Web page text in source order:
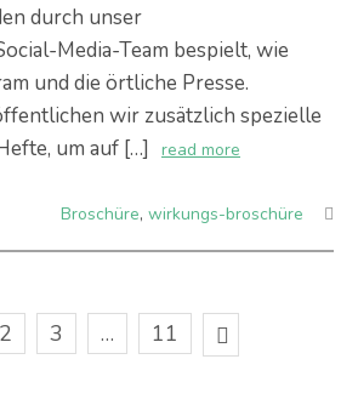
durch unser
Media-Team bespielt, wie
und die örtliche Presse.
wir zusätzlich spezielle
um auf […]
read more
Broschüre, wirkungs-broschüre
2 3 … 11